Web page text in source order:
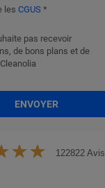
les CGUS *
pas recevoir
de bons plans et de
ENVOYER
122822 Avis